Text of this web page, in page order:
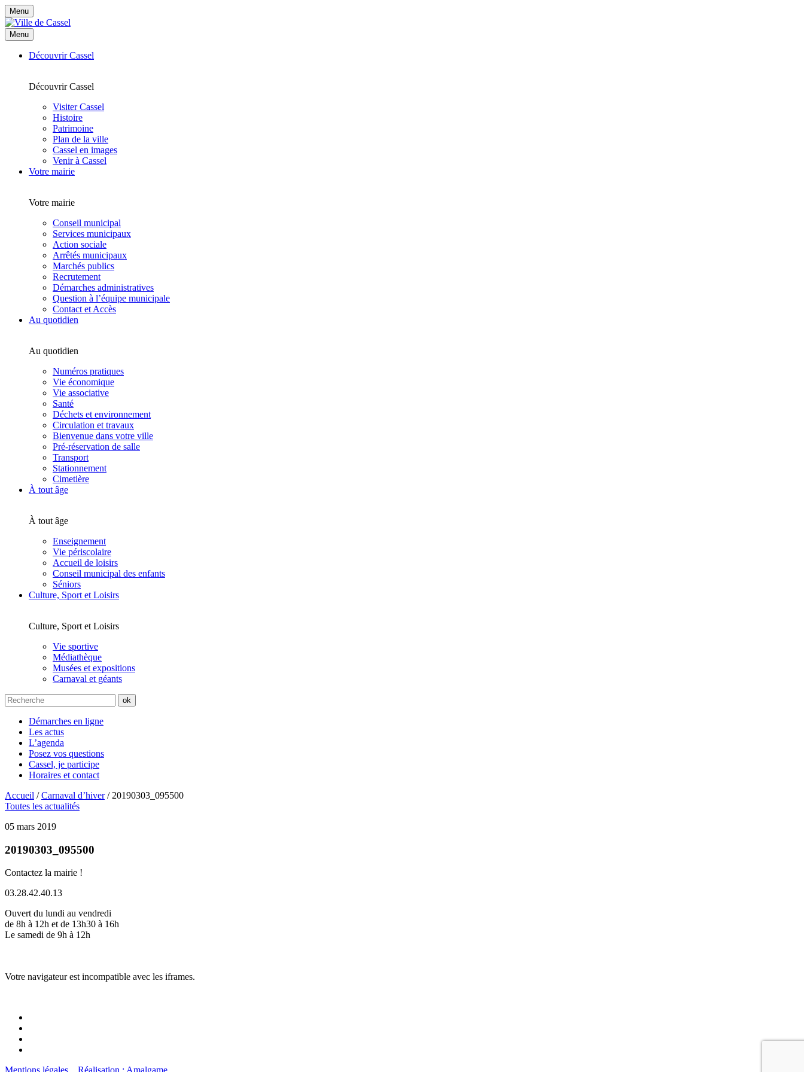
Menu
Menu
Découvrir Cassel
Découvrir Cassel
Visiter Cassel
Histoire
Patrimoine
Plan de la ville
Cassel en images
Venir à Cassel
Votre mairie
Votre mairie
Conseil municipal
Services municipaux
Action sociale
Arrêtés municipaux
Marchés publics
Recrutement
Démarches administratives
Question à l’équipe municipale
Contact et Accès
Au quotidien
Au quotidien
Numéros pratiques
Vie économique
Vie associative
Santé
Déchets et environnement
Circulation et travaux
Bienvenue dans votre ville
Pré-réservation de salle
Transport
Stationnement
Cimetière
À tout âge
À tout âge
Enseignement
Vie périscolaire
Accueil de loisirs
Conseil municipal des enfants
Séniors
Culture, Sport et Loisirs
Culture, Sport et Loisirs
Vie sportive
Médiathèque
Musées et expositions
Carnaval et géants
Démarches en ligne
Les actus
L’agenda
Posez vos questions
Cassel, je participe
Horaires et contact
Accueil /Carnaval d’hiver/ 20190303_095500
Toutes les actualités
05 mars 2019
20190303_095500
Contactez la mairie !
03.28.42.40.13
Ouvert du lundi au vendredi
de 8h à 12h et de 13h30 à 16h
Le samedi de 9h à 12h
Votre navigateur est incompatible avec les iframes.